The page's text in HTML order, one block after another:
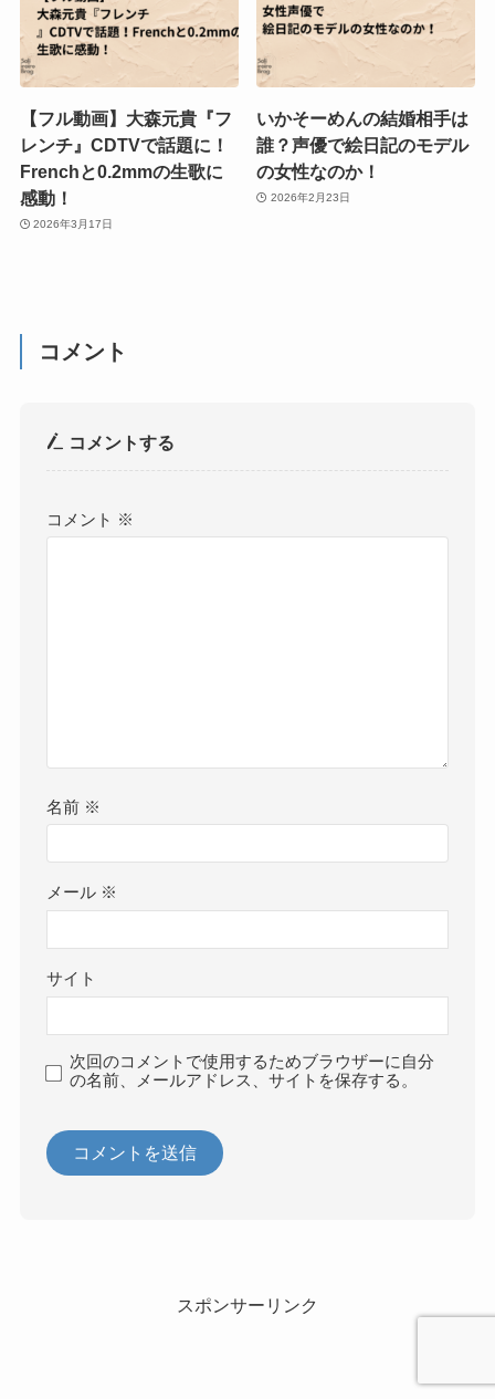
【フル動画】大森元貴『フ
レンチ』CDTVで話題に！
Frenchと0.2mmの生歌に
感動！
2026年3月17日
いかそーめんの結婚相手は
誰？声優で絵日記のモデル
の女性なのか！
2026年2月23日
コメント
コメントする
コメント ※
名前 ※
メール ※
サイト
次回のコメントで使用するためブラウザーに自分
の名前、メールアドレス、サイトを保存する。
スポンサーリンク